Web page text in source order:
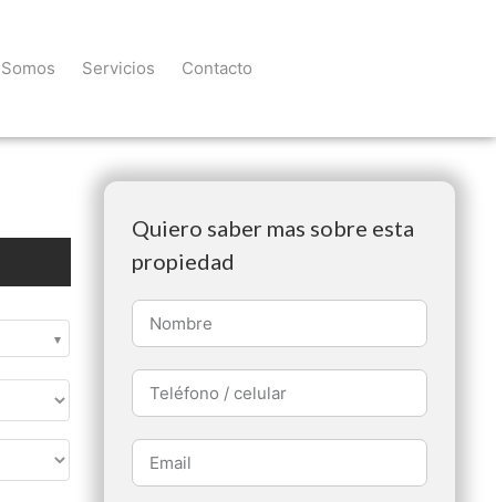
Servicios Contacto
Quiero saber mas sobre esta
propiedad